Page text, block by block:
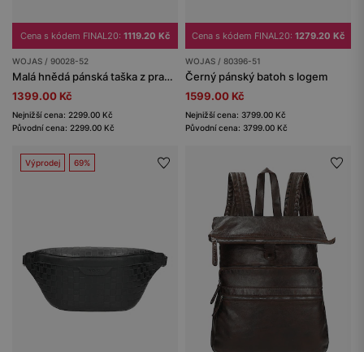
Cena s kódem FINAL20: 1119.20 Kč
WOJAS / 90028-52
Malá hnědá pánská taška z pravé kůže
1399.00 Kč
Nejnižší cena: 2299.00 Kč
Původní cena: 2299.00 Kč
Cena s kódem FINAL20: 1279.20 Kč
WOJAS / 80396-51
Černý pánský batoh s logem
1599.00 Kč
Nejnižší cena: 3799.00 Kč
Původní cena: 3799.00 Kč
Výprodej 69%